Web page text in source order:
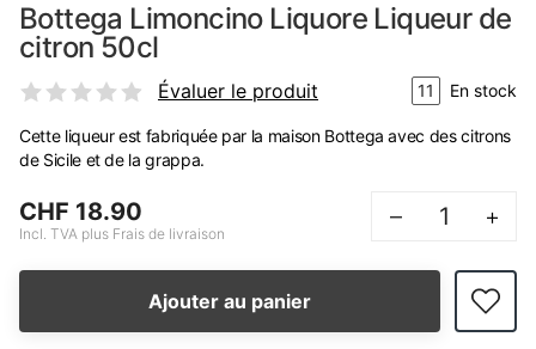
Bottega Limoncino Liquore Liqueur de
citron 50cl
Évaluer le produit 11 En stock
Cette liqueur est fabriquée par la maison Bottega avec des citrons
de Sicile et de la grappa.
CHF 18.90
Incl. TVA plus Frais de livraison
– +
Ajouter au panier